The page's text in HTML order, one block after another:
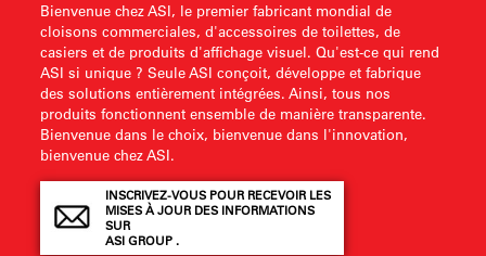
Bienvenue chez ASI, le premier fabricant mondial de
cloisons commerciales, d'accessoires de toilettes, de
casiers et de produits d'affichage visuel. Qu'est-ce qui rend
ASI si unique ? Seule ASI conçoit, développe et fabrique
des solutions entièrement intégrées. Ainsi, tous nos
produits fonctionnent ensemble de manière transparente.
Bienvenue dans le choix, bienvenue dans l'innovation,
bienvenue chez ASI.
INSCRIVEZ-VOUS POUR RECEVOIR LES
MISES À JOUR DES INFORMATIONS
SUR
ASI GROUP .